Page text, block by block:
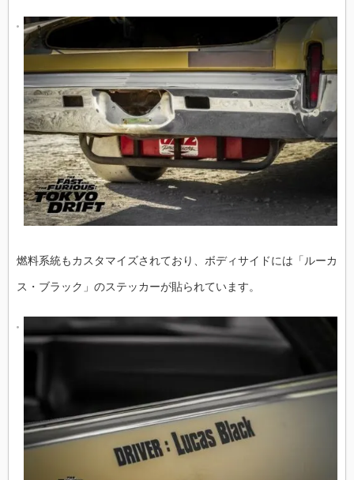
燃料系統もカスタマイズされており、ボディサイドには「ルーカ
ス・ブラック」のステッカーが貼られています。